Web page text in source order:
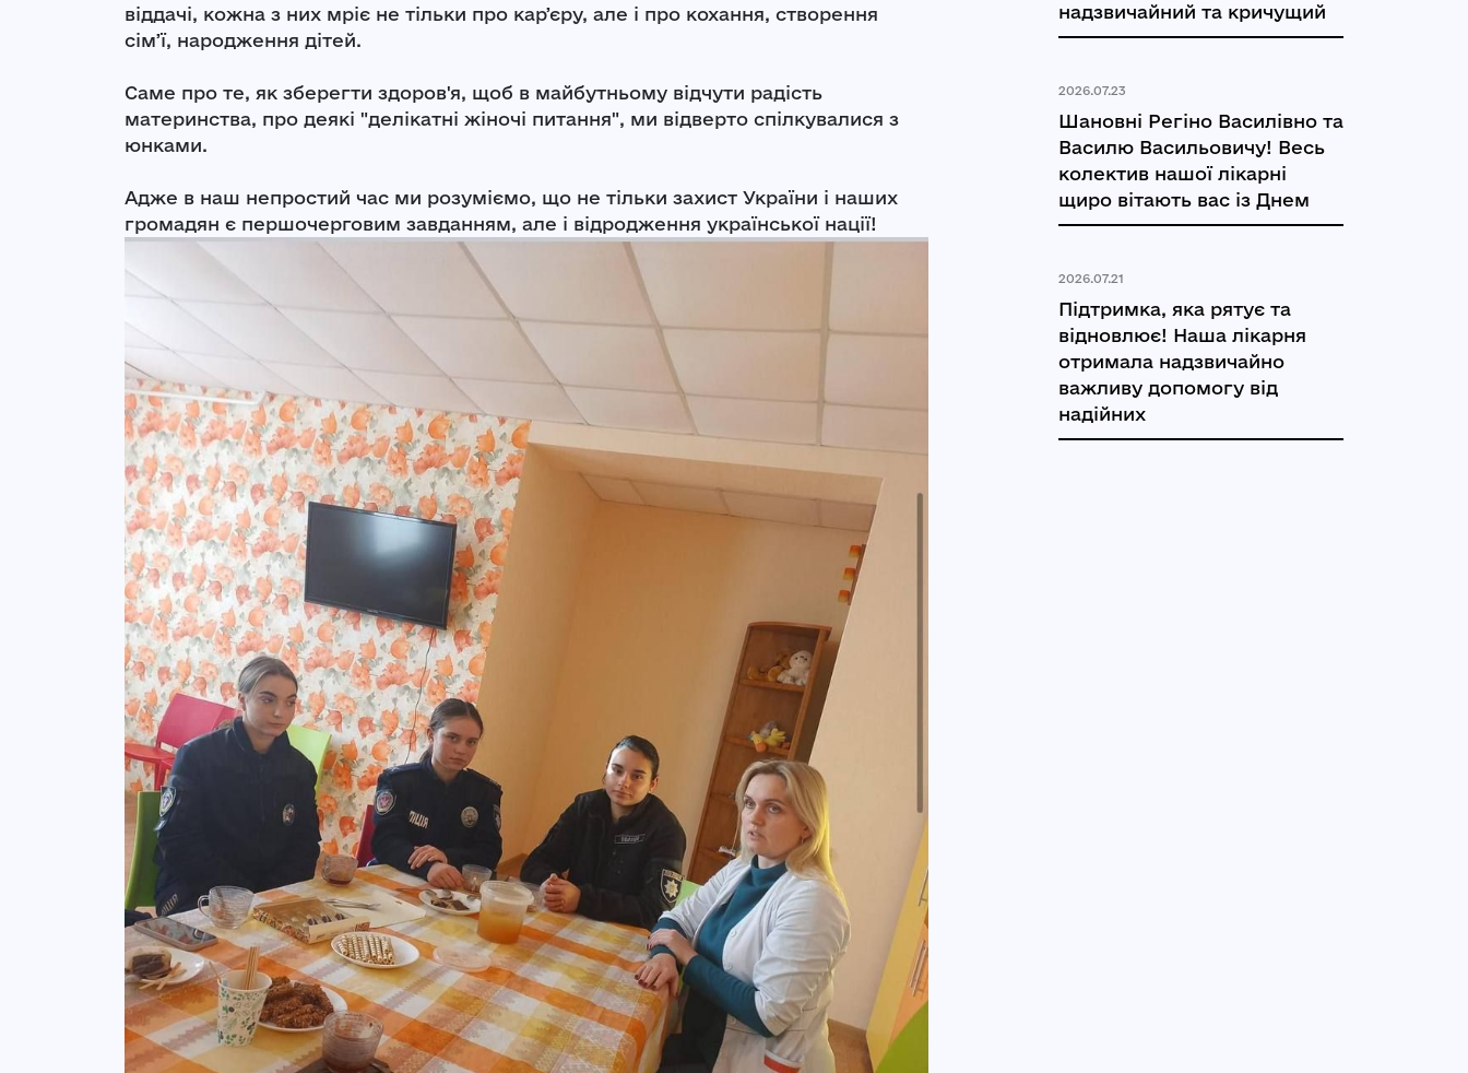
віддачі, кожна з них мріє не тільки про карʼєру, але і про кохання, створення
сімʼї, народження дітей.
Саме про те, як зберегти здоров'я, щоб в майбутньому відчути радість
материнства, про деякі "делікатні жіночі питання", ми відверто спілкувалися з
юнками.
Адже в наш непростий час ми розуміємо, що не тільки захист України і наших
громадян є першочерговим завданням, але і відродження української нації!
надзвичайний та кричущий
2026.07.23
Шановні Регіно Василівно та
Василю Васильовичу! Весь
колектив нашої лікарні
щиро вітають вас із Днем
2026.07.21
Підтримка, яка рятує та
відновлює! Наша лікарня
отримала надзвичайно
важливу допомогу від
надійних